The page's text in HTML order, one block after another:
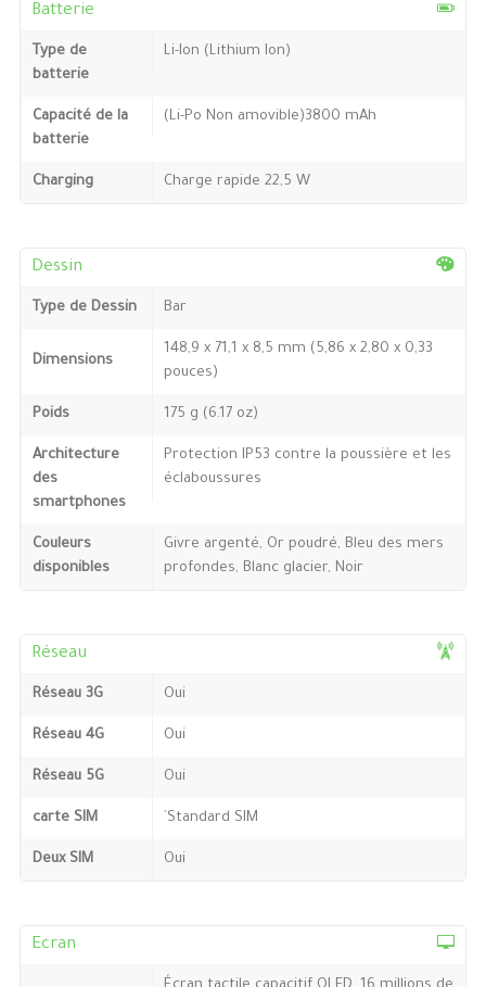
Batterie
Type de
batterie
Li-Ion (Lithium Ion)
Capacité de la
batterie
(Li-Po Non amovible)3800 mAh
Charging Charge rapide 22,5 W
Dessin
Type de Dessin Bar
Dimensions
148,9 x 71,1 x 8,5 mm (5,86 x 2,80 x 0,33
pouces)
Poids 175 g (6.17 oz)
Architecture
des
smartphones
Protection IP53 contre la poussière et les
éclaboussures
Couleurs
disponibles
Givre argenté, Or poudré, Bleu des mers
profondes, Blanc glacier, Noir
Réseau
Réseau 3G Oui
Réseau 4G Oui
Réseau 5G Oui
carte SIM `Standard SIM
Deux SIM Oui
Ecran